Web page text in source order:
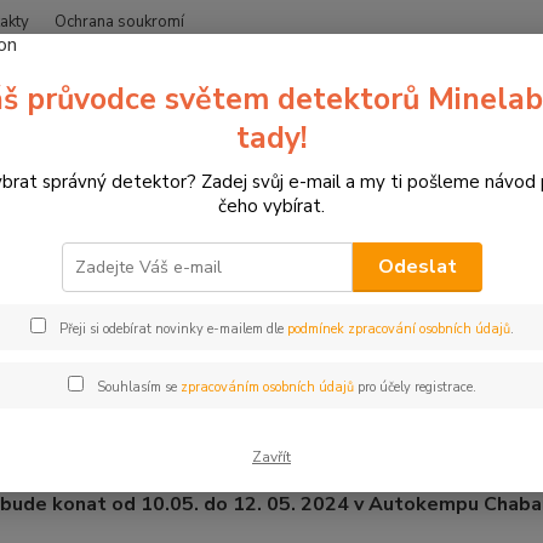
Ochrana soukromí
Hledat
Detektory 8. sraz detektorářů v Chabařovicích 10-12. 5. 2024
detektorářů v Chabařovicích
sraz detektorářů
na již 8. sraz milovníků hledání historie s detektorem.
konat od 10.05. do 12. 05. 2024v Autokempu
průvodce světem detektorů
tady!
správný detektor? Zadej svůj e-mail a my ti pošleme návod
čeho vybírat.
Odeslat
Přeji si odebírat novinky e-mailem dle podmínek zpracování osobních údajů.
Souhlasím se zpracováním osobních údajůpro účely registrace.
Zavřít